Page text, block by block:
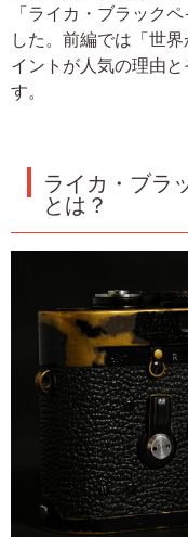
「ライカ・ブラック
した。前編では「世
イントが人気の理由
す。
ライカ・ブラ
とは？